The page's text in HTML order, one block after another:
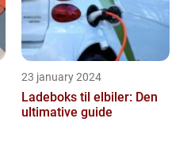
23 january 2024
Ladeboks til elbiler: Den
ultimative guide